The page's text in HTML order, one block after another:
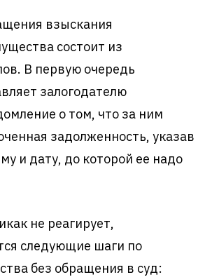
взыскания
состоит из
В первую очередь
залогодателю
о том, что за ним
задолженность, указав
и дату, до которой ее надо
не реагирует,
следующие шаги по
без обращения в суд: